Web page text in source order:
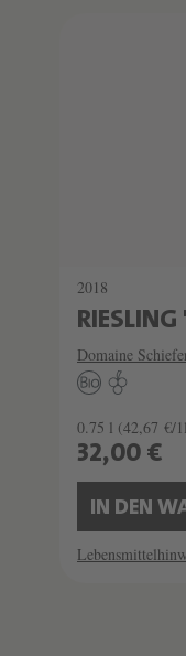
2018
Domaine
0.75 l (42,67 €/
32,00 €
IN DEN